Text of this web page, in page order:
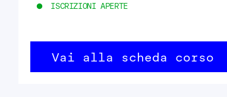
ISCRIZIONI APERTE
Vai alla scheda corso